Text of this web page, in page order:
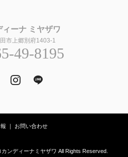
ィーナ ミヤザワ
市上郷別府1403-1
49-8195
FacebookInstagram
｜ お問い合わせ
ンディーナミヤザワ All Rights Reserved.